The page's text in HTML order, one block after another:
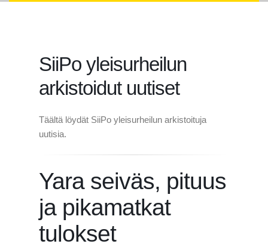
SiiPo yleisurheilun
arkistoidut uutiset
Täältä löydät SiiPo yleisurheilun arkistoituja
uutisia.
Yara seiväs, pituus
ja pikamatkat
tulokset